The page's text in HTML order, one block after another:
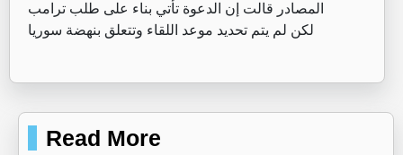
‏المصادر قالت إن الدعوة تأتي بناء على طلب ترامب
‏لكن لم يتم تحديد موعد اللقاء وتتعلق بنهضة سوريا
Read More